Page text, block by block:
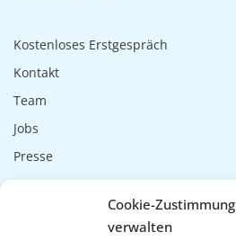
Cookie-Zustimmung
verwalten
Kostenloses Erstgespräch
Kontakt
Team
Jobs
Presse
Impressum
Datenschutzerklärung